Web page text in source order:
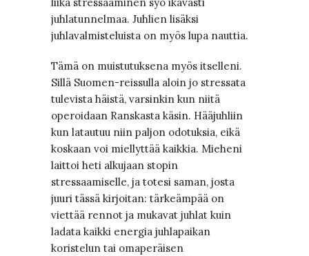
juhlatunnelmaa. Juhlien lisäksi
juhlavalmisteluista on myös lupa nauttia.
Tämä on muistutuksena myös itselleni.
Sillä Suomen-reissulla aloin jo stressata
tulevista häistä, varsinkin kun niitä
operoidaan Ranskasta käsin. Hääjuhliin
kun latautuu niin paljon odotuksia, eikä
koskaan voi miellyttää kaikkia. Mieheni
laittoi heti alkujaan stopin
stressaamiselle, ja totesi saman, josta
juuri tässä kirjoitan: tärkeämpää on
viettää rennot ja mukavat juhlat kuin
ladata kaikki energia juhlapaikan
koristelun tai omaperäisen